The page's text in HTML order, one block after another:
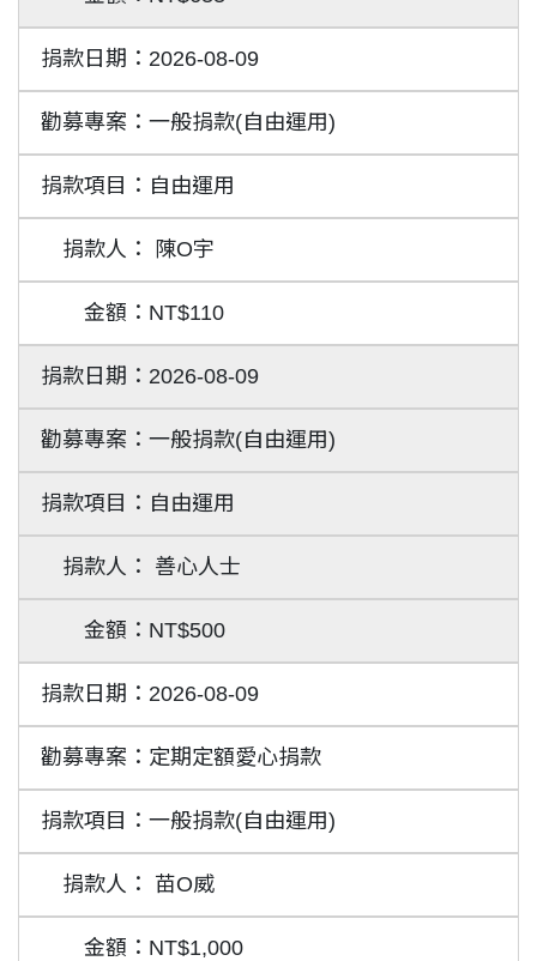
2026-08-09
一般捐款(自由運用)
自由運用
陳O宇
NT$110
2026-08-09
一般捐款(自由運用)
自由運用
善心人士
NT$500
2026-08-09
定期定額愛心捐款
一般捐款(自由運用)
苗O威
NT$1,000